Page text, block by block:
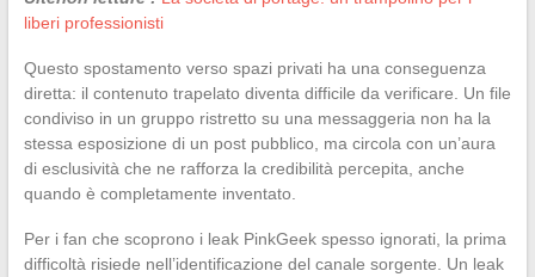
liberi professionisti
Questo spostamento verso spazi privati ha una conseguenza
diretta: il contenuto trapelato diventa difficile da verificare. Un file
condiviso in un gruppo ristretto su una messaggeria non ha la
stessa esposizione di un post pubblico, ma circola con un’aura
di esclusività che ne rafforza la credibilità percepita, anche
quando è completamente inventato.
Per i fan che scoprono i leak PinkGeek spesso ignorati, la prima
difficoltà risiede nell’identificazione del canale sorgente. Un leak